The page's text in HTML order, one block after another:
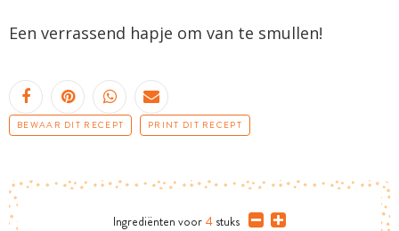
Een verrassend hapje om van te smullen!
BEWAAR DIT RECEPT PRINT DIT RECEPT
Ingrediënten voor 4 stuks